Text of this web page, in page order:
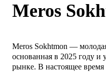
Meros
Meros Sokhtmon —
основанная в 2025 году и
рынке. В настоящее